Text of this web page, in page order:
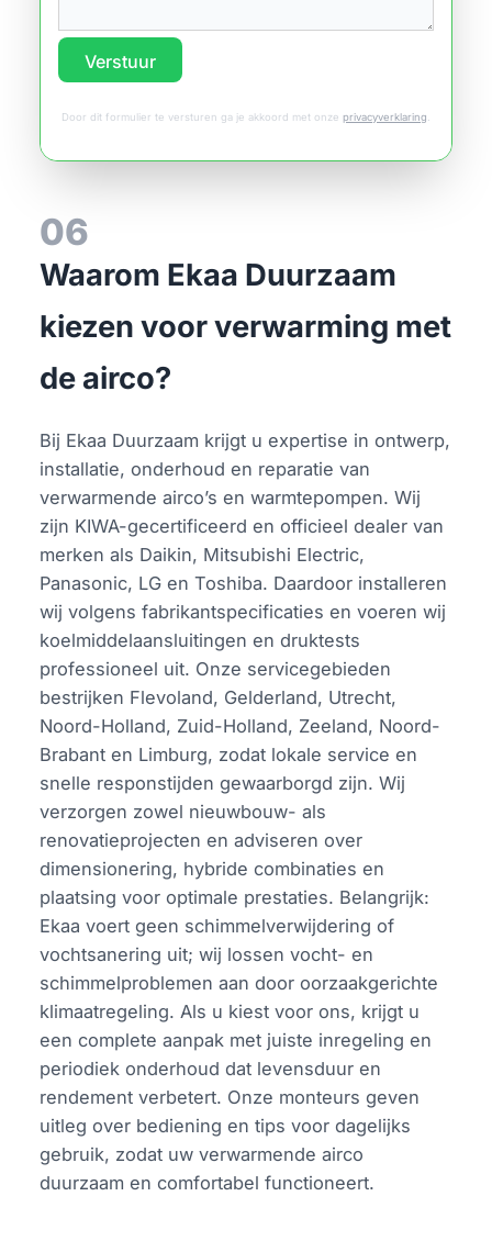
Verstuur
Door dit formulier te versturen ga je akkoord met onze privacyverklaring
06
Waarom Ekaa Duurzaam
kiezen voor verwarming met
de airco?
Bij Ekaa Duurzaam krijgt u expertise in ontwerp,
installatie, onderhoud en reparatie van
verwarmende airco’s en warmtepompen. Wij
zijn KIWA-gecertificeerd en officieel dealer van
merken als Daikin, Mitsubishi Electric,
Panasonic, LG en Toshiba. Daardoor installeren
wij volgens fabrikantspecificaties en voeren wij
koelmiddelaansluitingen en druktests
professioneel uit. Onze servicegebieden
bestrijken Flevoland, Gelderland, Utrecht,
Noord-Holland, Zuid-Holland, Zeeland, Noord-
Brabant en Limburg, zodat lokale service en
snelle responstijden gewaarborgd zijn. Wij
verzorgen zowel nieuwbouw- als
renovatieprojecten en adviseren over
dimensionering, hybride combinaties en
plaatsing voor optimale prestaties. Belangrijk:
Ekaa voert geen schimmelverwijdering of
vochtsanering uit; wij lossen vocht- en
schimmelproblemen aan door oorzaakgerichte
klimaatregeling. Als u kiest voor ons, krijgt u
een complete aanpak met juiste inregeling en
periodiek onderhoud dat levensduur en
rendement verbetert. Onze monteurs geven
uitleg over bediening en tips voor dagelijks
gebruik, zodat uw verwarmende airco
duurzaam en comfortabel functioneert.